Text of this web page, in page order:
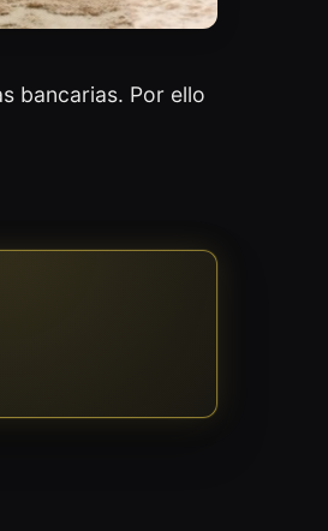
bancarias. Por ello